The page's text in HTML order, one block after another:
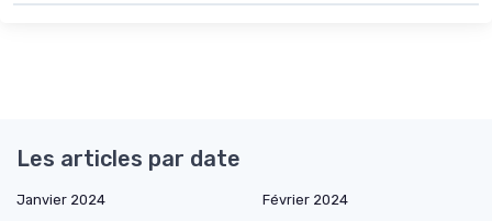
Les articles par date
Janvier 2024
Février 2024